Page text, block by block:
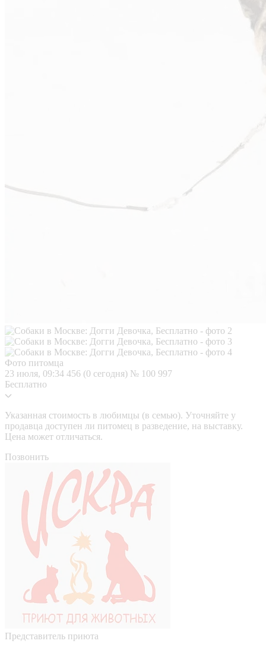
Фото питомца
23 июля, 09:34 456 (0 сегодня) № 100 997
Бесплатно
Указанная стоимость в любимцы (в семью). Уточняйте у
продавца доступен ли питомец в разведение, на выставку.
Цена может отличаться.
Позвонить
Представитель приюта